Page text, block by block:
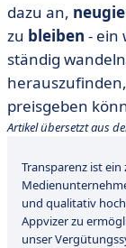
dazu an,
zu bleiben - ein
ständig
preisgeben
Artikel übersetzt aus
Transparenz ist
und qualitativ
Appvizer zu
unser